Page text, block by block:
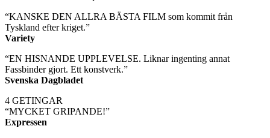
“KANSKE DEN ALLRA BÄSTA FILM som kommit från
Tyskland efter kriget.”
Variety
“EN HISNANDE UPPLEVELSE. Liknar ingenting annat
Fassbinder gjort. Ett konstverk.”
Svenska Dagbladet
4 GETINGAR
“MYCKET GRIPANDE!”
Expressen